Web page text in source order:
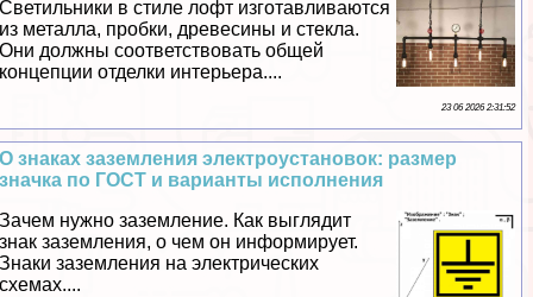
Светильники в стиле лофт изготавливаются
из металла, пробки, древесины и стекла.
Они должны соответствовать общей
концепции отделки интерьера....
23 06 2026 2:31:52
О знаках заземления электроустановок: размер
значка по ГОСТ и варианты исполнения
Зачем нужно заземление. Как выглядит
знак заземления, о чем он информирует.
Знаки заземления на электрических
схемах....